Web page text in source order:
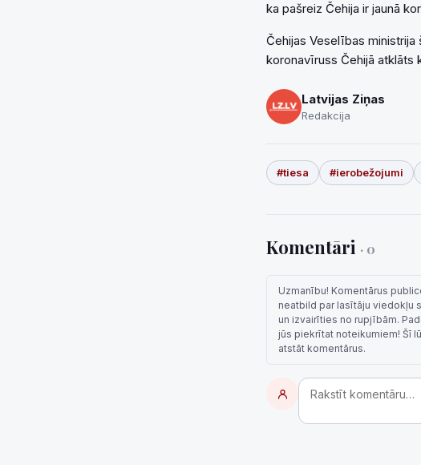
ka pašreiz Čehija ir jaunā
Čehijas Veselības
koronavīruss Čehijā atklāts
Latvijas Ziņas
Redakcija
#tiesa #ierobežojumi
Komentāri · 0
Uzmanību! Komentārus
neatbild par lasītāju viedokļu
un izvairīties no rupjībām.
jūs piekrītat noteikumiem! Šī
atstāt komentārus.